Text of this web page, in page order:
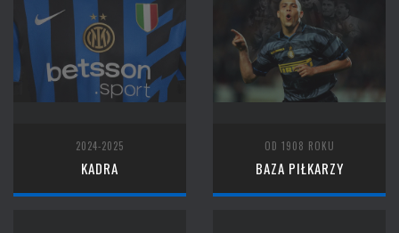
2024-2025
KADRA
OD 1908 ROKU
BAZA PIŁKARZY